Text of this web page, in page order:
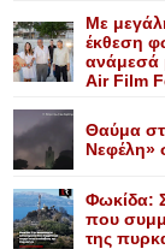
Με
έκθεση
ανάμεσά
Air Film
Θαύμα
Nεφέλη»
Φωκίδα:
που
της